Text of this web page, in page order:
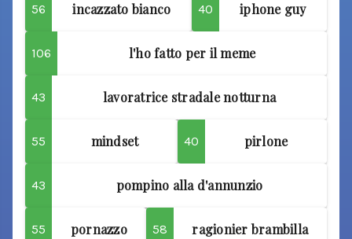
56 incazzato bianco 40 iphone guy
106 l'ho fatto per il meme
43 lavoratrice stradale notturna
55 mindset 40 pirlone
43 pompino alla d'annunzio
55 pornazzo 58 ragionier brambilla